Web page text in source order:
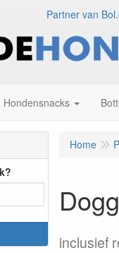
Partner van
Hondensnacks
Home
inclusief